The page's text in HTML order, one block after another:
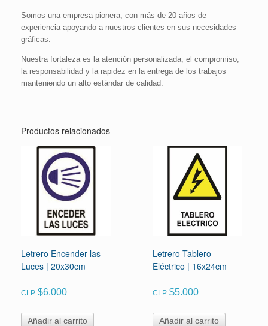
Somos una empresa pionera, con más de 20 años de
experiencia apoyando a nuestros clientes en sus necesidades
gráficas.
Nuestra fortaleza es la atención personalizada, el compromiso,
la responsabilidad y la rapidez en la entrega de los trabajos
manteniendo un alto estándar de calidad.
Productos relacionados
Letrero Encender las
Luces | 20x30cm
CLP $6.000
Añadir al carrito
Letrero Tablero
Eléctrico | 16x24cm
CLP $5.000
Añadir al carrito